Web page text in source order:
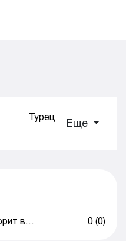
Турецкая
Еще
Почувствуй турецкий колорит вместе с Sultanbey 0 (0)